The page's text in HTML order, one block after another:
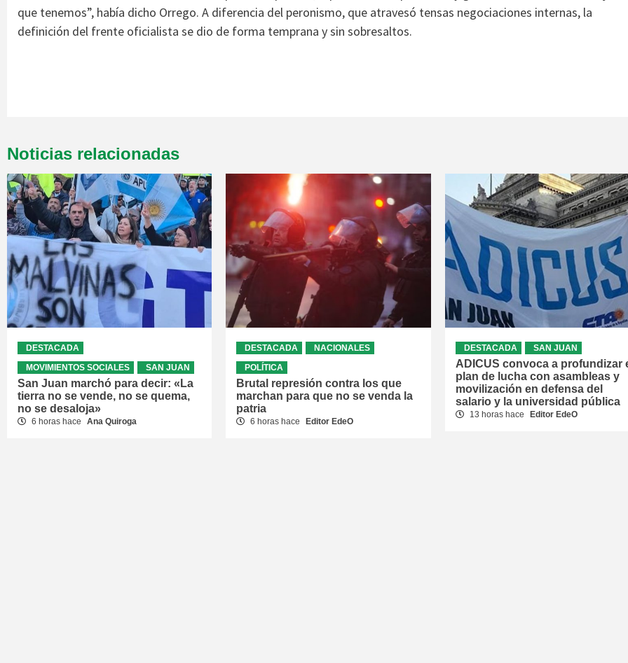
que tenemos”, había dicho Orrego. A diferencia del peronismo, que atravesó tensas negociaciones internas, la
definición del frente oficialista se dio de forma temprana y sin sobresaltos.
Noticias relacionadas
DESTACADA
MOVIMIENTOS SOCIALES
SAN JUAN
San Juan marchó para decir: «La
tierra no se vende, no se quema,
no se desaloja»
6 horas hace Ana Quiroga
DESTACADA
NACIONALES
POLÍTICA
Brutal represión contra los que
marchan para que no se venda la
patria
6 horas hace Editor EdeO
DESTACADA SAN JUAN
ADICUS convoca a profundizar
plan de lucha con asambleas y
movilización en defensa del
salario y la universidad pública
13 horas hace Editor EdeO